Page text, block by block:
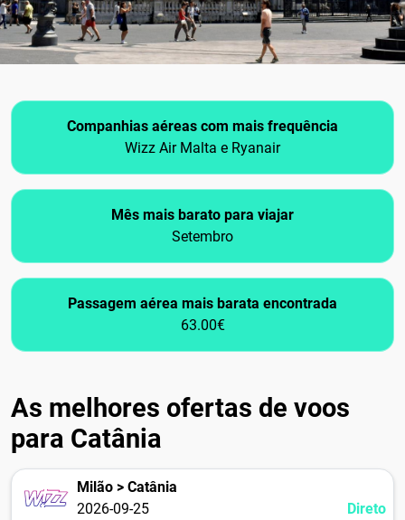
Companhias aéreas com mais frequência
Wizz Air Malta e Ryanair
Mês mais barato para viajar
Setembro
Passagem aérea mais barata encontrada
63.00€
As melhores ofertas de voos
para Catânia
Milão > Catânia
2026-09-25
Direto